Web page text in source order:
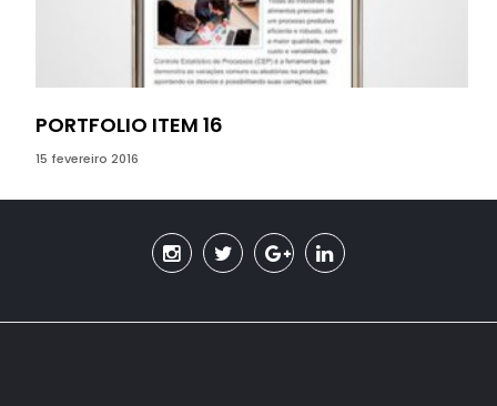
PORTFOLIO ITEM 16
15 fevereiro 2016